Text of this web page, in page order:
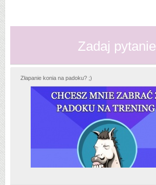
Zadaj pytanie
Złapanie konia na padoku? ;)